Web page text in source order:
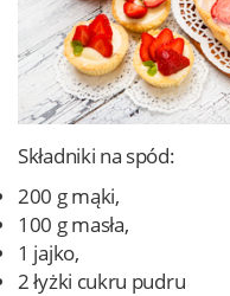
Składniki na spód:
200 g mąki,
100 g masła,
1 jajko,
2 łyżki cukru pudru